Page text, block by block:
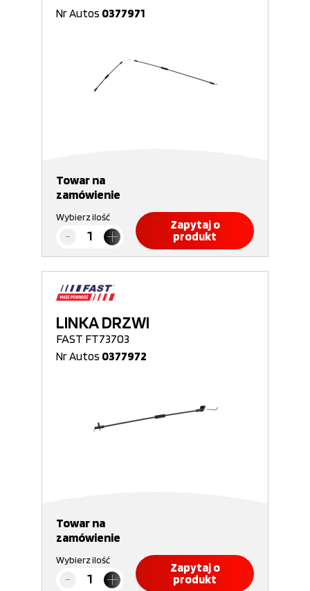
Nr Autos 0377971
Towar na
zamówienie
Wybierz ilość
Zapytaj o
produkt
LINKA DRZWI
FAST FT73703
Nr Autos 0377972
Towar na
zamówienie
Wybierz ilość
Zapytaj o
produkt